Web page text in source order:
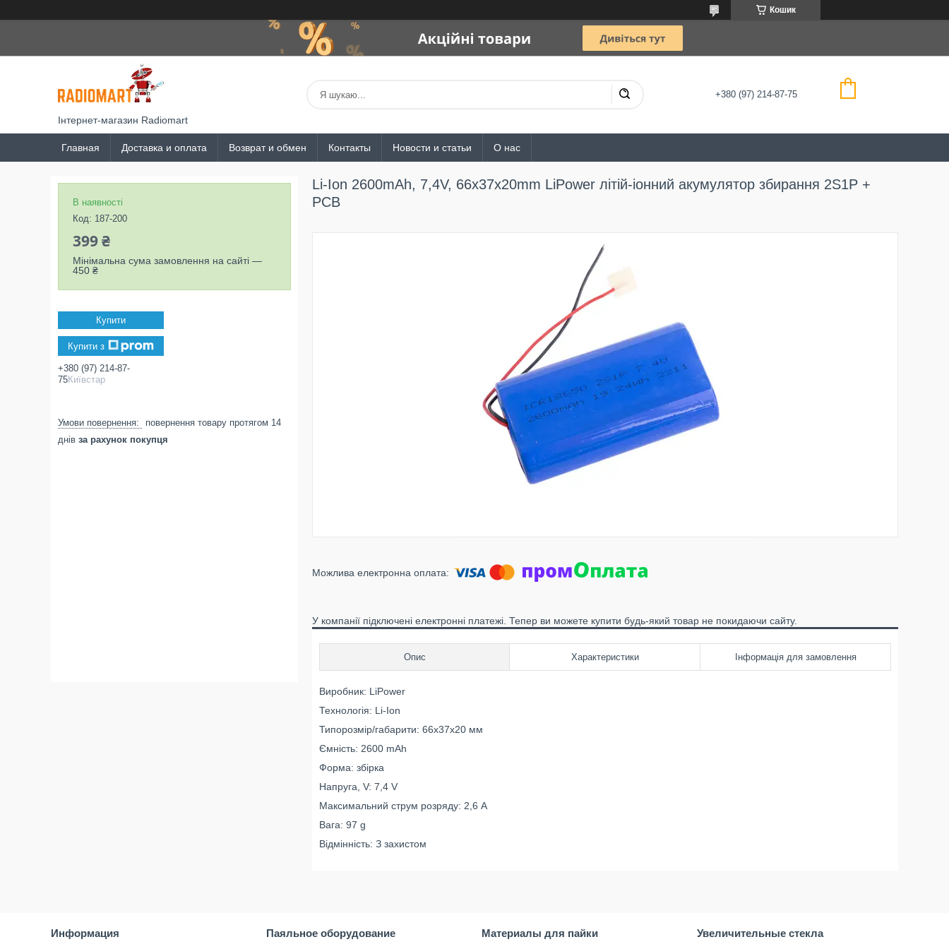
Кошик
Інтернет-магазин Radiomart
+380 (97) 214-87-75
Главная Доставка и оплата Возврат и обмен Контакты Новости и статьи О нас
Li-Ion 2600mAh, 7,4V, 66x37x20mm LiPower літій-іонний акумулятор збирання 2S1P +
PCB
У компанії підключені електронні платежі. Тепер ви можете купити будь-який товар не покидаючи сайту.
Опис Характеристики Інформація для замовлення
Виробник: LiPower
Технологія: Li-Ion
Типорозмір/габарити: 66x37x20 мм
Ємність: 2600 mAh
Форма: збірка
Напруга, V: 7,4 V
Максимальний струм розряду: 2,6 A
Вага: 97 g
Відмінність: З захистом
В наявності
Код: 187-200
399 ₴
Мінімальна сума замовлення на сайті —
450 ₴
Купити
Купити з
+380 (97) 214-87-
75Київстар
повернення товару протягом 14
днів за рахунок покупця
Информация Паяльное оборудование Материалы для пайки Увеличительные стекла